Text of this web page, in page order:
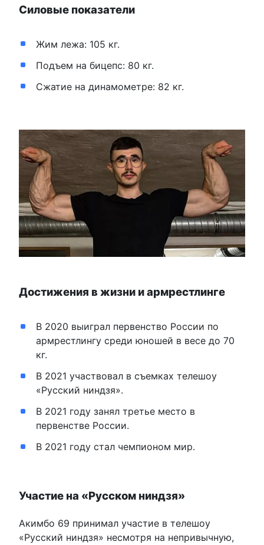
Силовые показатели
Жим лежа: 105 кг.
Подъем на бицепс: 80 кг.
Сжатие на динамометре: 82 кг.
Достижения в жизни и армрестлинге
В 2020 выиграл первенство России по
армрестлингу среди юношей в весе до 70
кг.
В 2021 участвовал в съемках телешоу
«Русский ниндзя».
В 2021 году занял третье место в
первенстве России.
В 2021 году стал чемпионом мир.
Участие на «Русском ниндзя»
Акимбо 69 принимал участие в телешоу
«Русский ниндзя» несмотря на непривычную,